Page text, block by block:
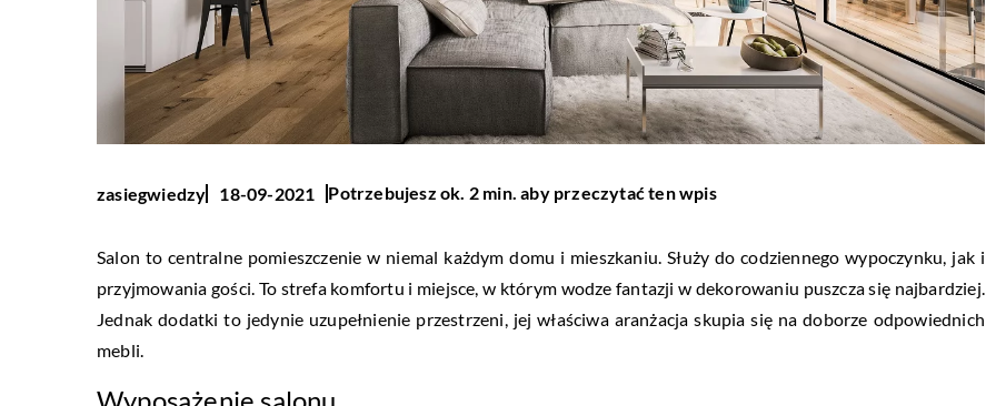
zasiegwiedzy 18-09-2021 Potrzebujesz ok. 2 min. aby przeczytać ten wpis
Salon to centralne pomieszczenie w niemal każdym domu i mieszkaniu. Służy do codziennego wypoczynku, jak i
przyjmowania gości. To strefa komfortu i miejsce, w którym wodze fantazji w dekorowaniu puszcza się najbardziej.
Jednak dodatki to jedynie uzupełnienie przestrzeni, jej właściwa aranżacja skupia się na doborze odpowiednich
mebli.